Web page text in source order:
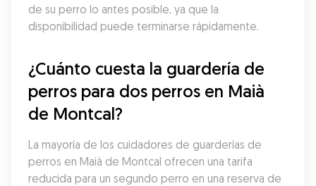
de su perro lo antes posible, ya que la
disponibilidad puede terminarse rápidamente.
¿Cuánto cuesta la guardería de
perros para dos perros en Maià
de Montcal?
La mayoría de los cuidadores de guarderías de
perros en Maià de Montcal ofrecen una tarifa
reducida para un segundo perro en una reserva de